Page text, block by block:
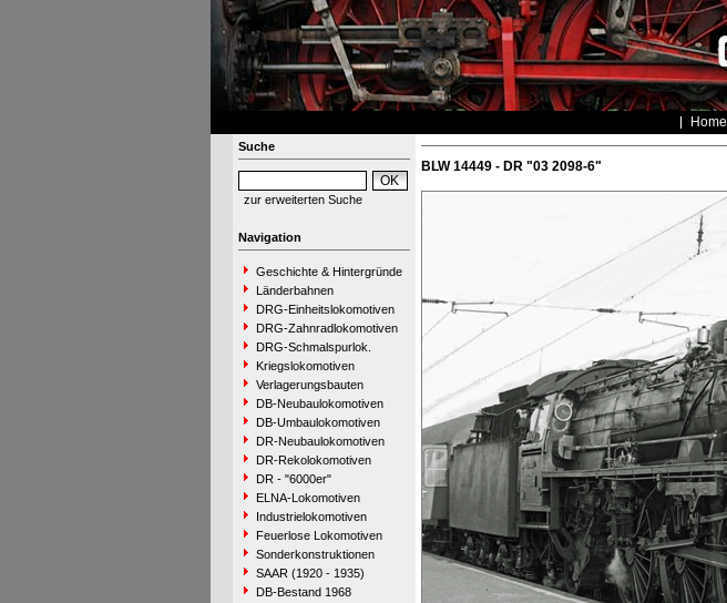
Home
Suche
zur erweiterten Suche
Navigation
Geschichte & Hintergründe
Länderbahnen
DRG-Einheitslokomotiven
DRG-Zahnradlokomotiven
DRG-Schmalspurlok.
Kriegslokomotiven
Verlagerungsbauten
DB-Neubaulokomotiven
DB-Umbaulokomotiven
DR-Neubaulokomotiven
DR-Rekolokomotiven
DR - "6000er"
ELNA-Lokomotiven
Industrielokomotiven
Feuerlose Lokomotiven
Sonderkonstruktionen
SAAR (1920 - 1935)
DB-Bestand 1968
BLW 14449 - DR "03 2098-6"